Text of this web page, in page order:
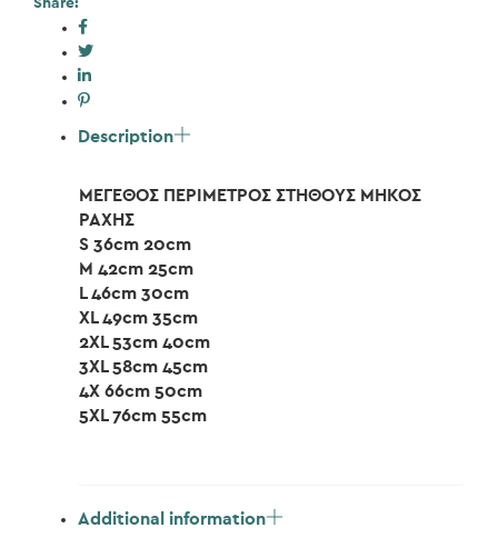
Description
ΜΕΓΕΘΟΣ ΠΕΡΙΜΕΤΡΟΣ ΣΤΗΘΟΥΣ ΜΗΚΟΣ
ΡΑΧΗΣ
S 36cm 20cm
M 42cm 25cm
L 46cm 30cm
XL 49cm 35cm
2XL 53cm 40cm
3XL 58cm 45cm
4X 66cm 50cm
5XL 76cm 55cm
Additional information